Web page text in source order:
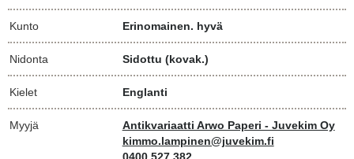
Kunto Erinomainen. hyvä
Nidonta Sidottu (kovak.)
Kielet Englanti
Myyjä
Antikvariaatti Arwo Paperi - Juvekim Oy
kimmo.lampinen@juvekim.fi
0400 527 382